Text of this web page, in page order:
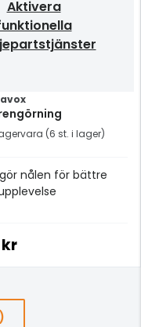
Aktivera
(6 st. i lager)
nålen för bättre